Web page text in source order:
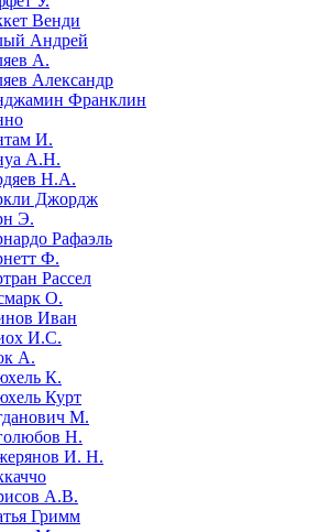
Венди
Андрей
А.
Александр
Франклин
И.
А.Н.
Н.А.
Джордж
Э.
Рафаэль
Ф.
Рассел
О.
Иван
И.С.
А.
К.
Курт
М.
Н.
И. Н.
А.В.
Гримм